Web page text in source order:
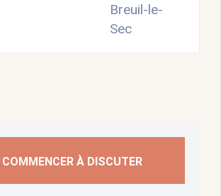
Breuil-le-
Sec
COMMENCER À DISCUTER